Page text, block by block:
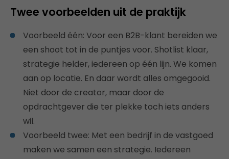
Twee voorbeelden uit de praktijk
Voorbeeld één: Voor een B2B-klant bereiden we
een shoot tot in de puntjes voor. Shotlist klaar,
strategie helder, iedereen op één lijn. We komen
aan op locatie. En daar wordt alles omgegooid.
Niet door de creator, maar door de
opdrachtgever die ter plekke toch iets anders
wil.
Voorbeeld twee: Met een bedrijf in de vastgoed
maken we samen een strategie. Iedereen